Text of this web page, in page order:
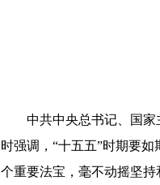
中共中央总书记、国家主
时强调，“十五五”时期要
个重要法宝，毫不动摇坚